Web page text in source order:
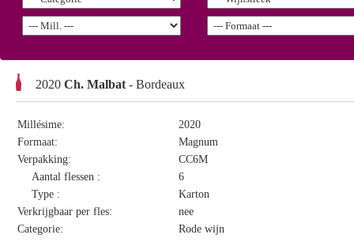
2020 Ch. Malbat - Bordeaux
Millésime:
2020
Formaat:
Magnum
Verpakking:
CC6M
Aantal flessen :
6
Type :
Karton
Verkrijgbaar per fles:
nee
Categorie:
Rode wijn